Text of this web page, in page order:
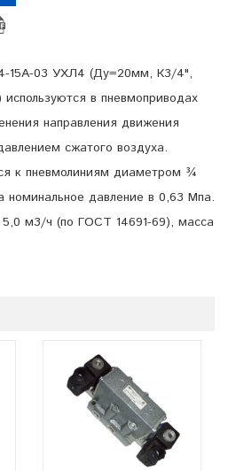
15А-03 УХЛ4 (Ду=20мм, К3/4",
в пневмоприводах
направления движения
сжатого воздуха.
к пневмолиниям диаметром ¾
давление в 0,63 Мпа.
5,0 м3/ч (по ГОСТ 14691-69), масса